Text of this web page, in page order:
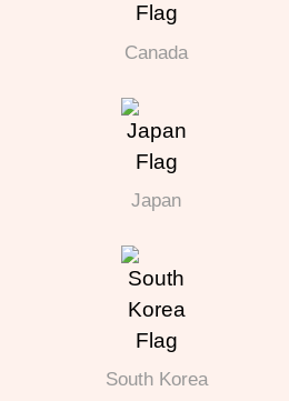
Canada
Japan
South Korea